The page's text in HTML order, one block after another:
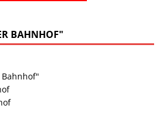
BAHNHOF"